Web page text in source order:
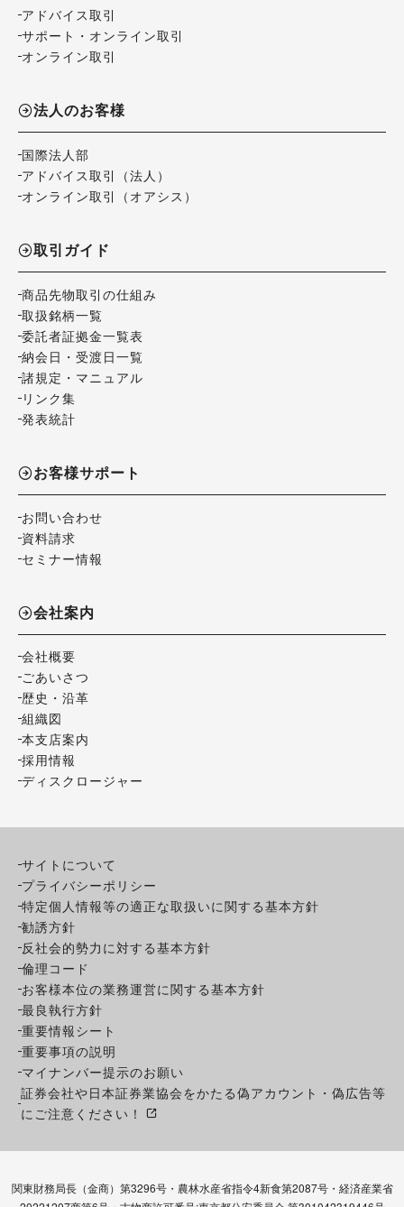
アドバイス取引
サポート・オンライン取引
オンライン取引
法人のお客様
国際法人部
アドバイス取引（法人）
オンライン取引（オアシス）
取引ガイド
商品先物取引の仕組み
取扱銘柄一覧
委託者証拠金一覧表
納会日・受渡日一覧
諸規定・マニュアル
リンク集
発表統計
お客様サポート
お問い合わせ
資料請求
セミナー情報
会社案内
会社概要
ごあいさつ
歴史・沿革
組織図
本支店案内
採用情報
ディスクロージャー
サイトについて
プライバシーポリシー
特定個人情報等の適正な取扱いに関する基本方針
勧誘方針
反社会的勢力に対する基本方針
倫理コード
お客様本位の業務運営に関する基本方針
最良執行方針
重要情報シート
重要事項の説明
マイナンバー提示のお願い
証券会社や日本証券業協会をかたる偽アカウント・偽広告等
にご注意ください！
関東財務局長（金商）第3296号・農林水産省指令4新食第2087号・経済産業省